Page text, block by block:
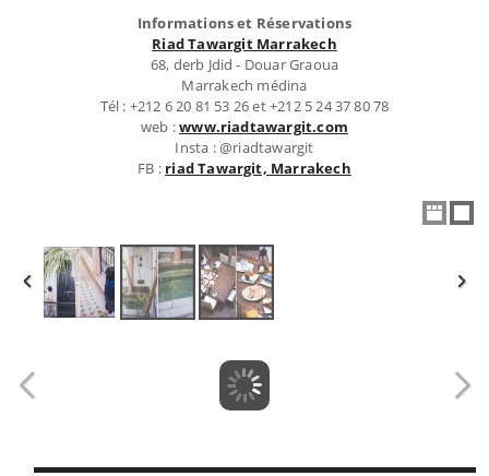
Informations et Réservations
Riad Tawargit Marrakech
68, derb Jdid - Douar Graoua
Marrakech médina
Tél : +212 6 20 81 53 26 et +212 5 24 37 80 78
web :www.riadtawargit.com
Insta : @riadtawargit
FB : riad Tawargit, Marrakech